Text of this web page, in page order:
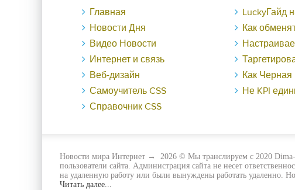
Главная
Новости Дня
Видео Новости
Интернет и связь
Веб-дизайн
Самоучитель CSS
Справочник CSS
LuckyГайд на Гардемакс с LuckyAds:
Как обменять рубли с карты
Настраиваем аудиторный таргетинг в
Таргетированная реклама в
Как Черная пятница во «ВКонтакте» принесла
Не KPI едиными: каких
Новости мира Интернет → 2026 © Мы транслируем с 2020
пользователи сайта. Администрация сайта не несет
на удаленную работу или были вынуждены работать удаленно.
Читать далее...